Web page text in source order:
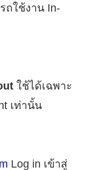
ถใช้งาน In-
ใช้ได้เฉพาะ
เท่านั้น
Log in เข้าสู่